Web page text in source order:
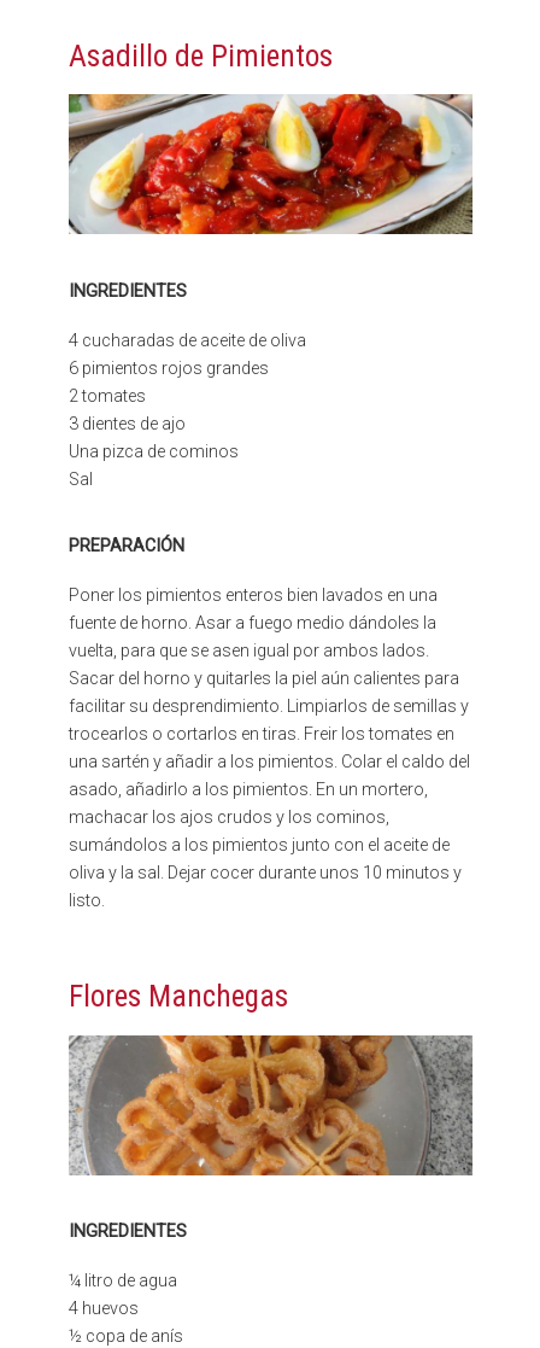
Asadillo de Pimientos
INGREDIENTES
4 cucharadas de aceite de oliva
6 pimientos rojos grandes
2 tomates
3 dientes de ajo
Una pizca de cominos
Sal
PREPARACIÓN
Poner los pimientos enteros bien lavados en una
fuente de horno. Asar a fuego medio dándoles la
vuelta, para que se asen igual por ambos lados.
Sacar del horno y quitarles la piel aún calientes para
facilitar su desprendimiento. Limpiarlos de semillas y
trocearlos o cortarlos en tiras. Freir los tomates en
una sartén y añadir a los pimientos. Colar el caldo del
asado, añadirlo a los pimientos. En un mortero,
machacar los ajos crudos y los cominos,
sumándolos a los pimientos junto con el aceite de
oliva y la sal. Dejar cocer durante unos 10 minutos y
listo.
Flores Manchegas
INGREDIENTES
¼ litro de agua
4 huevos
½ copa de anís